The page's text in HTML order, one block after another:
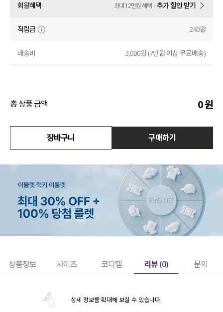
셔츠
원피스
니트
언더웨어/파자마
코디템
FIT ZOOM
회원혜택 최대 12만원 혜택 추가 할인 받기
적립금 240원
배송비 3,000원 (7만원 이상 무료배송)
총 상품 금액 0원
장바구니 구매하기
상품정보 사이즈 코디템 리뷰 (0) 문의
상세 정보를 확대해 보실 수 있습니다.